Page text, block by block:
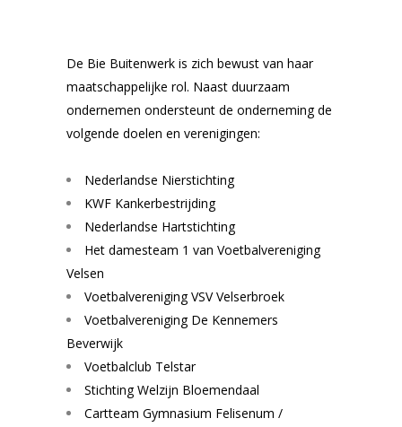
De Bie Buitenwerk is zich bewust van haar
maatschappelijke rol. Naast duurzaam
ondernemen ondersteunt de onderneming de
volgende doelen en verenigingen:
Nederlandse Nierstichting
KWF Kankerbestrijding
Nederlandse Hartstichting
Het damesteam 1 van Voetbalvereniging
Velsen
Voetbalvereniging VSV Velserbroek
Voetbalvereniging De Kennemers
Beverwijk
Voetbalclub Telstar
Stichting Welzijn Bloemendaal
Cartteam Gymnasium Felisenum /